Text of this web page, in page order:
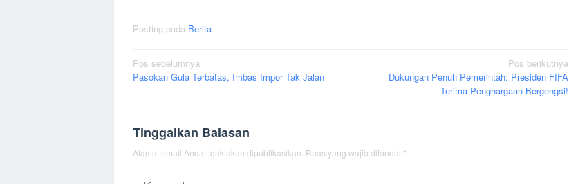
Posting pada Berita
Navigasi
pos
Pos sebelumnya
Pasokan Gula Terbatas, Imbas Impor Tak Jalan
Pos berikutnya
Dukungan Penuh Pemerintah: Presiden FIFA
Terima Penghargaan Bergengsi!
Tinggalkan Balasan
Alamat email Anda tidak akan dipublikasikan. Ruas yang wajib ditandai *